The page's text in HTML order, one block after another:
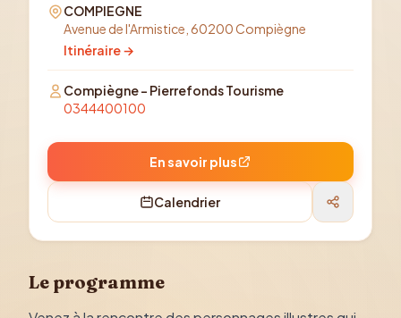
COMPIEGNE
Avenue de l'Armistice, 60200 Compiègne
Itinéraire →
Compiègne - Pierrefonds Tourisme
0344400100
En savoir plus
Calendrier
Le programme